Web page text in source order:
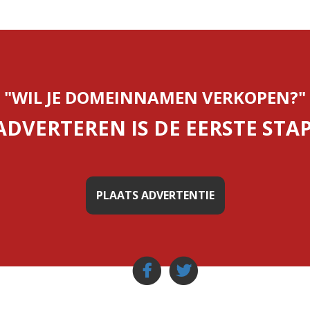
"WIL JE DOMEINNAMEN VERKOPEN?"
IS DE EERSTE
PLAATS ADVERTENTIE